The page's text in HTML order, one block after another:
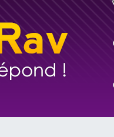
Yohan